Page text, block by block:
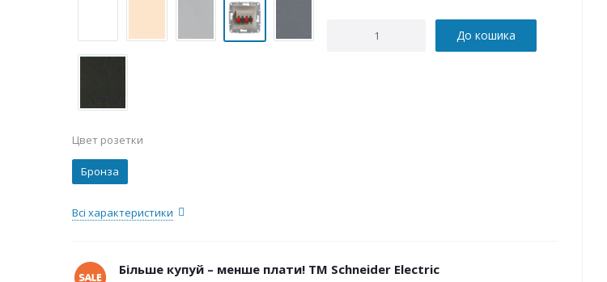
Цвет розетки
Бронза
Всі характеристики
До кошика
Більше купуй – менше плати! ТМ Schneider Electric